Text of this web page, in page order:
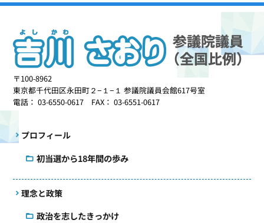
〒100-8962
東京都千代田区永田町２−１−１ 参議院議員会館617号室
電話： 03-6550-0617 FAX： 03-6551-0617
プロフィール
初当選から18年間の歩み
理念と政策
政治を志したきっかけ